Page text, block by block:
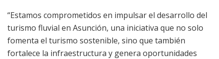
“Estamos comprometidos en impulsar el desarrollo del
turismo fluvial en Asunción, una iniciativa que no solo
fomenta el turismo sostenible, sino que también
fortalece la infraestructura y genera oportunidades